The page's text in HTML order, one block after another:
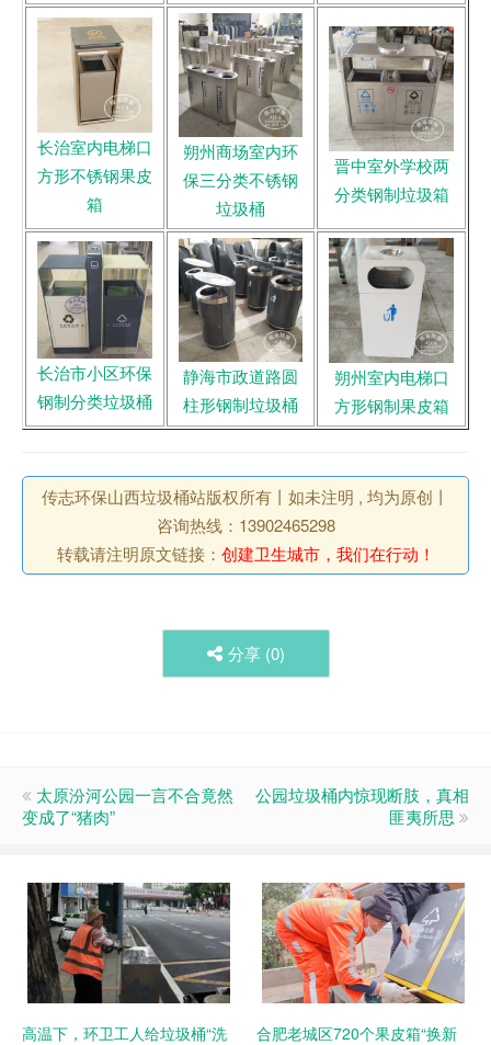
长治室内电梯口
方形不锈钢果皮
箱
朔州商场室内环
保三分类不锈钢
垃圾桶
晋中室外学校两
分类钢制垃圾箱
长治市小区环保
钢制分类垃圾桶
静海市政道路圆
柱形钢制垃圾桶
朔州室内电梯口
方形钢制果皮箱
传志环保山西垃圾桶站版权所有丨如未注明 , 均为原创丨
咨询热线：13902465298
转载请注明原文链接： 创建卫生城市，我们在行动！
分享 (0)
太原汾河公园一言不合竟然
变成了“猪肉”
公园垃圾桶内惊现断肢，真相
匪夷所思
高温下，环卫工人给垃圾桶“洗
合肥老城区720个果皮箱“换新